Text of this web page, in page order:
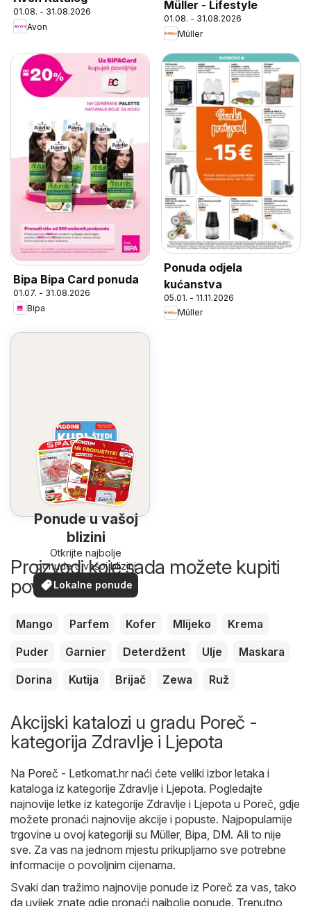
01.08. - 31.08.2026
Avon
Müller - Lifestyle
01.08. - 31.08.2026
Müller
Bipa Bipa Card ponuda
01.07. - 31.08.2026
Bipa
Ponuda odjela
kućanstva
05.01. - 11.11.2026
Müller
Ponude u vašoj
blizini
Otkrijte najbolje
ponude u vašoj blizini
Lokalne ponude
Proizvodi koje sada možete kupiti
povoljnije
Mango Parfem Kofer Mlijeko
Krema
Puder
Garnier Deterdžent Ulje
Maskara
Dorina
Kutija Brijač Zewa Ruž
Akcijski katalozi u gradu Poreč -
kategorija Zdravlje i Ljepota
Na Poreč - Letkomat.hr naći ćete veliki izbor letaka i
kataloga iz kategorije Zdravlje i Ljepota. Pogledajte
najnovije letke iz kategorije Zdravlje i Ljepota u Poreč, gdje
možete pronaći najnovije akcije i popuste. Najpopularnije
trgovine u ovoj kategoriji su Müller, Bipa DM. Ali to nije
sve. Za vas na jednom mjestu prikupljamo sve potrebne
informacije o povoljnim cijenama.
Svaki dan tražimo najnovije ponude iz Poreč za vas, tako
da uvijek znate gdje pronaći najbolje ponude. Trenutno